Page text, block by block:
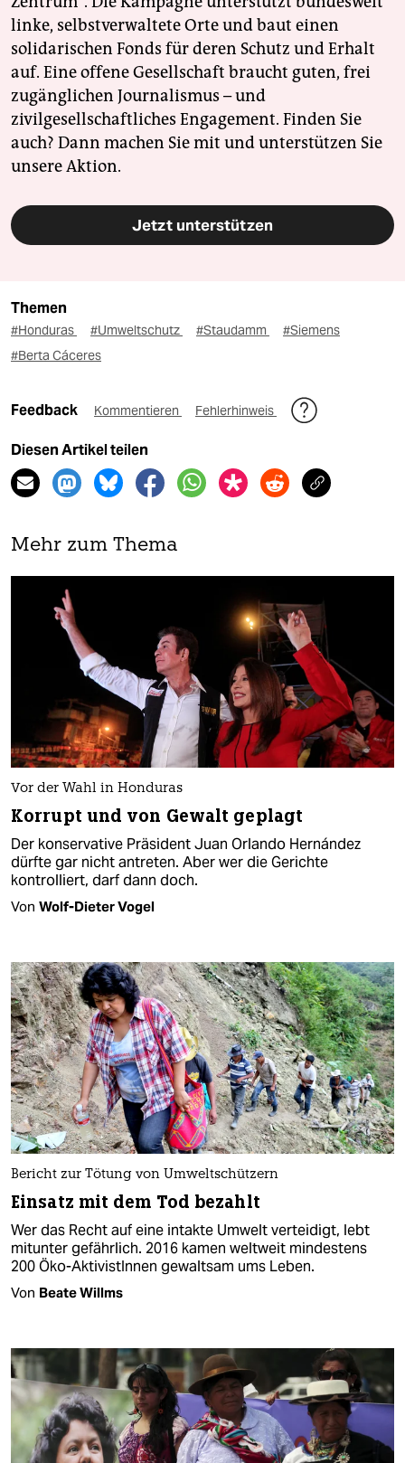
linke, selbstverwaltete Orte und baut einen
solidarischen Fonds für deren Schutz und Erhalt
auf. Eine offene Gesellschaft braucht guten, frei
zugänglichen Journalismus – und
zivilgesellschaftliches Engagement. Finden Sie
auch? Dann machen Sie mit und unterstützen Sie
unsere Aktion.
Jetzt unterstützen
Themen
#Honduras #Umweltschutz #Staudamm
#Siemens
#Berta Cáceres
Feedback Kommentieren Fehlerhinweis
Diesen Artikel teilen
Mehr zum Thema
Vor der Wahl in Honduras
Korrupt und von Gewalt geplagt
Der konservative Präsident Juan Orlando Hernández
dürfte gar nicht antreten. Aber wer die Gerichte
kontrolliert, darf dann doch.
Von Wolf-Dieter Vogel
Bericht zur Tötung von Umweltschützern
Einsatz mit dem Tod bezahlt
Wer das Recht auf eine intakte Umwelt verteidigt, lebt
mitunter gefährlich. 2016 kamen weltweit mindestens
200 Öko-AktivistInnen gewaltsam ums Leben.
Von Beate Willms